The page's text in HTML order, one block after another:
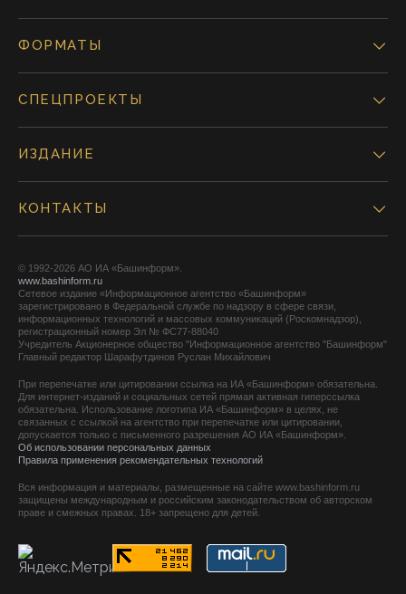
ФОРМАТЫ
СПЕЦПРОЕКТЫ
ИЗДАНИЕ
КОНТАКТЫ
© 1992-2026 АО ИА «Башинформ».
www.bashinform.ru
Сетевое издание «Информационное агентство «Башинформ»
зарегистрировано в Федеральной службе по надзору в сфере связи,
информационных технологий и массовых коммуникаций (Роскомнадзор),
регистрационный номер Эл № ФС77-88040
Учредитель Акционерное общество "Информационное агентство "Башинформ"
Главный редактор Шарафутдинов Руслан Михайлович
При перепечатке или цитировании ссылка на ИА «Башинформ» обязательна.
Для интернет-изданий и социальных сетей прямая активная гиперссылка
обязательна. Использование логотипа ИА «Башинформ» в целях, не
связанных с ссылкой на агентство при перепечатке или цитировании,
допускается только с письменного разрешения АО ИА «Башинформ».
Об использовании персональных данных
Правила применения рекомендательных технологий
Вся информация и материалы, размещенные на сайте www.bashinform.ru
защищены международным и российским законодательством об авторском
праве и смежных правах. 18+ запрещено для детей.